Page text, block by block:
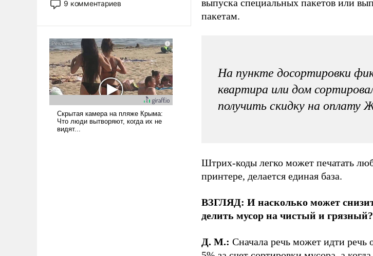
назад было образом для
9 комментариев
выпуска специальных пакетов или
пакетам.
На пункте досортировки
квартира или дом
получить скидку на оплату
Штрих-коды легко может печатать
принтере, делается единая база.
ВЗГЛЯД: И насколько может
делить мусор на чистый и грязный?
Д. М.: Сначала речь может идти